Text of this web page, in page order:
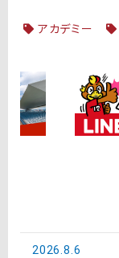
アカデミー
2026.8.6